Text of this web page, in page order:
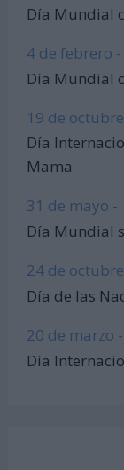
Día Mundial
4 de febrero -
Día Mundial
19 de
Día
Mama
31 de mayo -
Día Mundial
24 de
Día de las
20 de marzo -
Día